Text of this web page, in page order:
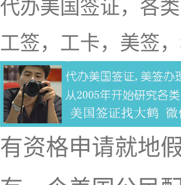
代办美国签证，各
工签，工卡，美签
有资格申请就地